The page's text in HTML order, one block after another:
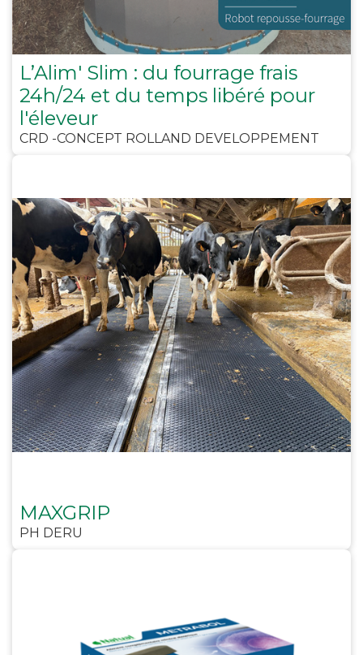
L’Alim' Slim : du fourrage frais
24h/24 et du temps libéré pour
l'éleveur
CRD -CONCEPT ROLLAND DEVELOPPEMENT
MAXGRIP
PH DERU